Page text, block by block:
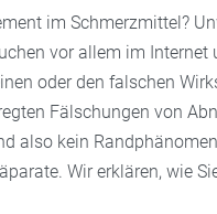
im Schmerzmittel?
vor allem im Internet
oder den falschen
Fälschungen von
also kein
Wir erklären, wie